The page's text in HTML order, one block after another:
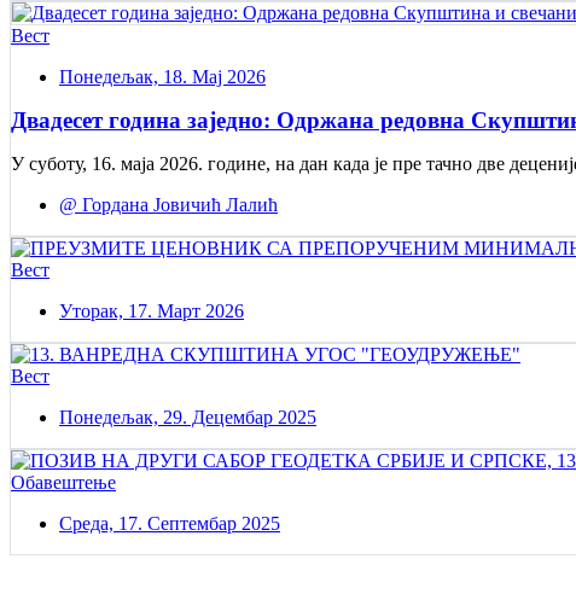
Вест
Понедељак, 18. Мај 2026
Двадесет година заједно: Одржана редовна
У суботу, 16. маја 2026. године, на дан када је пре тачно две
@ Гордана Јовичић Лалић
Вест
Уторак, 17. Март 2026
Вест
Понедељак, 29. Децембар 2025
Обавештење
Среда, 17. Септембар 2025